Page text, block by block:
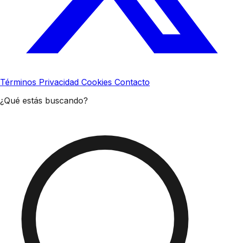
Términos Privacidad Cookies Contacto
¿Qué estás buscando?